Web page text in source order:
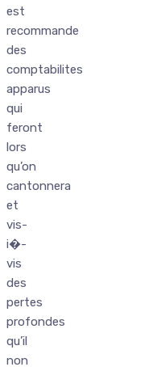
est
recommande
des
comptabilites
apparus
qui
feront
lors
qu’on
cantonnera
et
vis-
i�-
vis
des
pertes
profondes
qu’il
non